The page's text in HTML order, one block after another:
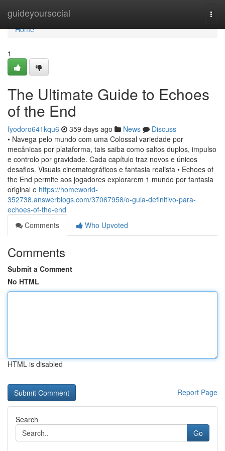
guideyoursocial
Home
Home
1
The Ultimate Guide to Echoes
of the End
fyodoro641kqu6 359 days ago News
Discuss
• Navega pelo mundo com uma Colossal variedade por
mecânicas por plataforma, tais saiba como saltos duplos, impulso
e controlo por gravidade. Cada capítulo traz novos e únicos
desafios. Visuais cinematográficos e fantasia realista • Echoes of
the End permite aos jogadores explorarem 1 mundo por fantasia
original e https://homeworld-
352738.answerblogs.com/37067958/o-guia-definitivo-para-
echoes-of-the-end
Comments
Who Upvoted
Comments
Submit a Comment
No HTML
HTML is disabled
Report Page
Search
Go